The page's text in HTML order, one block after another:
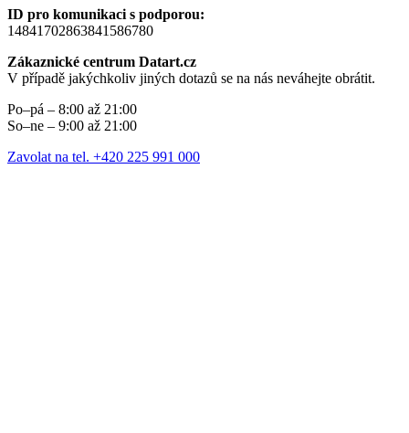
ID pro komunikaci s podporou:
14841702863841586780
Zákaznické centrum Datart.cz
V případě jakýchkoliv jiných dotazů se na nás neváhejte obrátit.
Po–pá – 8:00 až 21:00
So–ne – 9:00 až 21:00
Zavolat na tel. +420 225 991 000